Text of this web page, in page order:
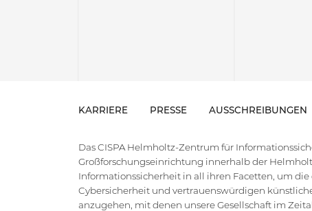
KARRIERE PRESSE AUSSCHREIBUNGEN
Das CISPA Helmholtz-Zentrum für
Großforschungseinrichtung innerhalb der
Informationssicherheit in all ihren Facetten, um
Cybersicherheit und vertrauenswürdigen
anzugehen, mit denen unsere Gesellschaft im